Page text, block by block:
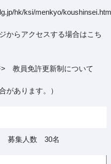
hk/ksi/menkyo/koushinsei.htm
からアクセスする場合はこち
教員免許更新制について
があります。）
募集人数 30名